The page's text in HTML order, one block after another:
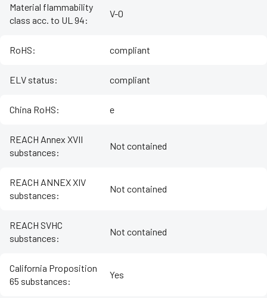
Material flammability
class acc. to UL 94:
V-0
RoHS: compliant
ELV status: compliant
China RoHS: e
REACH Annex XVII
substances:
Not contained
REACH ANNEX XIV
substances:
Not contained
REACH SVHC
substances:
Not contained
California Proposition
65 substances:
Yes